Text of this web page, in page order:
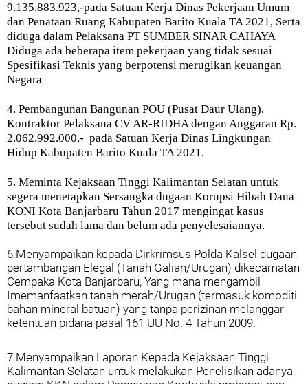
9.135.883.923,-pada Satuan Kerja Dinas Pekerjaan Umum
dan Penataan Ruang Kabupaten Barito Kuala TA 2021, Serta
diduga dalam Pelaksana PT SUMBER SINAR CAHAYA
Diduga ada beberapa item pekerjaan yang tidak sesuai
Spesifikasi Teknis yang berpotensi merugikan keuangan
Negara
4. Pembangunan Bangunan POU (Pusat Daur Ulang),
Kontraktor Pelaksana CV AR-RIDHA dengan Anggaran Rp.
2.062.992.000,- pada Satuan Kerja Dinas Lingkungan
Hidup Kabupaten Barito Kuala TA 2021.
5. Meminta Kejaksaan Tinggi Kalimantan Selatan untuk
segera menetapkan Sersangka dugaan Korupsi Hibah Dana
KONI Kota Banjarbaru Tahun 2017 mengingat kasus
tersebut sudah lama dan belum ada penyelesaiannya.
6.Menyampaikan kepada Dirkrimsus Polda Kalsel dugaan
pertambangan Elegal (Tanah Galian/Urugan) dikecamatan
Cempaka Kota Banjarbaru, Yang mana mengambil
Imemanfaatkan tanah merah/Urugan (termasuk komoditi
bahan mineral batuan) yang tanpa perizinan melanggar
ketentuan pidana pasal 161 UU No. 4 Tahun 2009.
7.Menyampaikan Laporan Kepada Kejaksaan Tinggi
Kalimantan Selatan untuk melakukan Penelisikan adanya